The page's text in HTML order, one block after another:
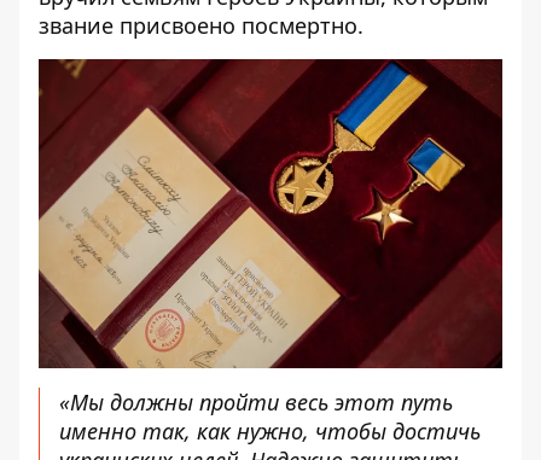
звание присвоено посмертно.
«Мы должны пройти весь этот путь
именно так, как нужно, чтобы достичь